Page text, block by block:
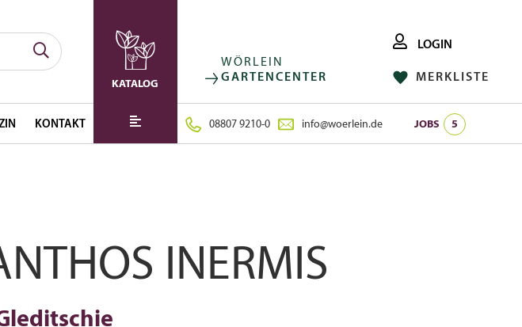
KATALOG
KONTAKT
WÖRLEIN
GARTENCENTER
LOGIN
MERKLISTE
08807 9210-0 info@woerlein.de JOBS 5
FOLGE UNS AUF: INSTAGRAM FACEBOOK
INERMIS